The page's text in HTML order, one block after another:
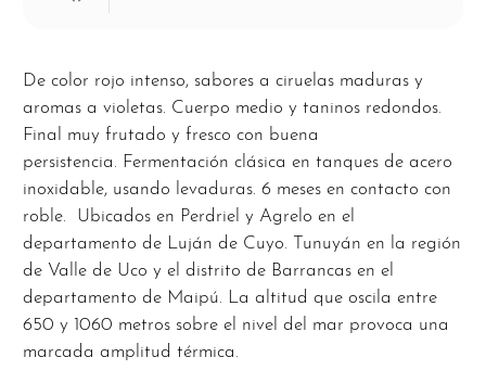
De color rojo intenso, sabores a ciruelas maduras y
aromas a violetas. Cuerpo medio y taninos redondos.
Final muy frutado y fresco con buena
persistencia. Fermentación clásica en tanques de acero
inoxidable, usando levaduras. 6 meses en contacto con
roble. Ubicados en Perdriel y Agrelo en el
departamento de Luján de Cuyo. Tunuyán en la región
de Valle de Uco y el distrito de Barrancas en el
departamento de Maipú. La altitud que oscila entre
650 y 1060 metros sobre el nivel del mar provoca una
marcada amplitud térmica.